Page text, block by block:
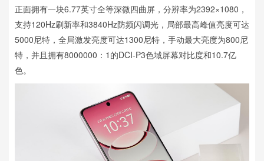
正面拥有一块6.77英寸全等深微四曲屏，分辨率为2392×1080，
支持120Hz刷新率和3840Hz防频闪调光，局部最高峰值亮度可达
5000尼特，全局激发亮度可达1300尼特，手动最大亮度为800尼
特，并且拥有8000000：1的DCI-P3色域屏幕对比度和10.7亿
色。